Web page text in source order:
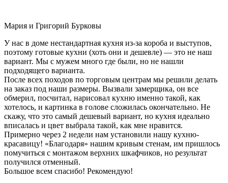
Мария и Григорий Бурковы
У нас в доме нестандартная кухня из-за короба и выступов,
поэтому готовые кухни (хоть они и дешевле) — это не наш
вариант. Мы с мужем много где были, но не нашли
подходящего варианта.
После всех походов по торговым центрам мы решили делать
на заказ под наши размеры. Вызвали замерщика, он все
обмерил, посчитал, нарисовал кухню именно такой, как
хотелось, и картинка в голове сложилась окончательно. Не
скажу, что это самый дешевый вариант, но кухня идеально
вписалась и цвет выбрала такой, как мне нравится.
Примерно через 2 недели нам установили нашу кухню-
красавицу! «Благодаря» нашим кривым стенам, им пришлось
помучиться с монтажом верхних шкафчиков, но результат
получился отменный.
Большое всем спасибо! Рекомендую!